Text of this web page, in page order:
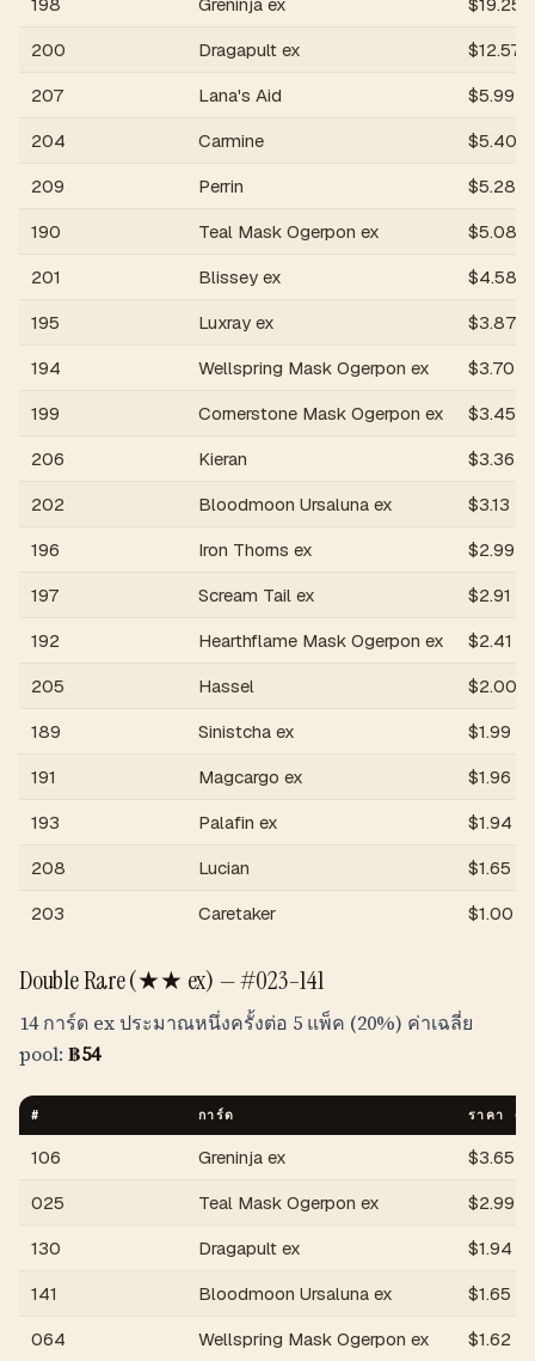
200
Dragapult ex $12.57
207
Lana's Aid $5.99
204
Carmine $5.40
209
Perrin $5.28
190
Teal Mask Ogerpon ex $5.08
201
Blissey ex $4.58
195
Luxray ex $3.87
194
Wellspring Mask Ogerpon ex $3.70
199
Cornerstone Mask Ogerpon ex $3.45
206
Kieran $3.36
202
Bloodmoon Ursaluna ex $3.13
196
Iron Thorns ex $2.99
197
Scream Tail ex $2.91
192
Hearthflame Mask Ogerpon ex $2.41
205
Hassel $2.00
189
Sinistcha ex $1.99
191
Magcargo ex $1.96
193
Palafin ex $1.94
208
Lucian $1.65
203
Caretaker $1.00
Double Rare (★★ ex) —#023–141
14 การ์ด ex ประมาณหนึ่งครั้งต่อ 5 แพ็ค (20%) ค่าเฉลี่ย
pool: ฿54
# การ์ด ราคา
106 Greninja ex $3.65
025
Teal Mask Ogerpon ex $2.99
130
Dragapult ex $1.94
141
Bloodmoon Ursaluna ex $1.65
064
Wellspring Mask Ogerpon ex $1.62